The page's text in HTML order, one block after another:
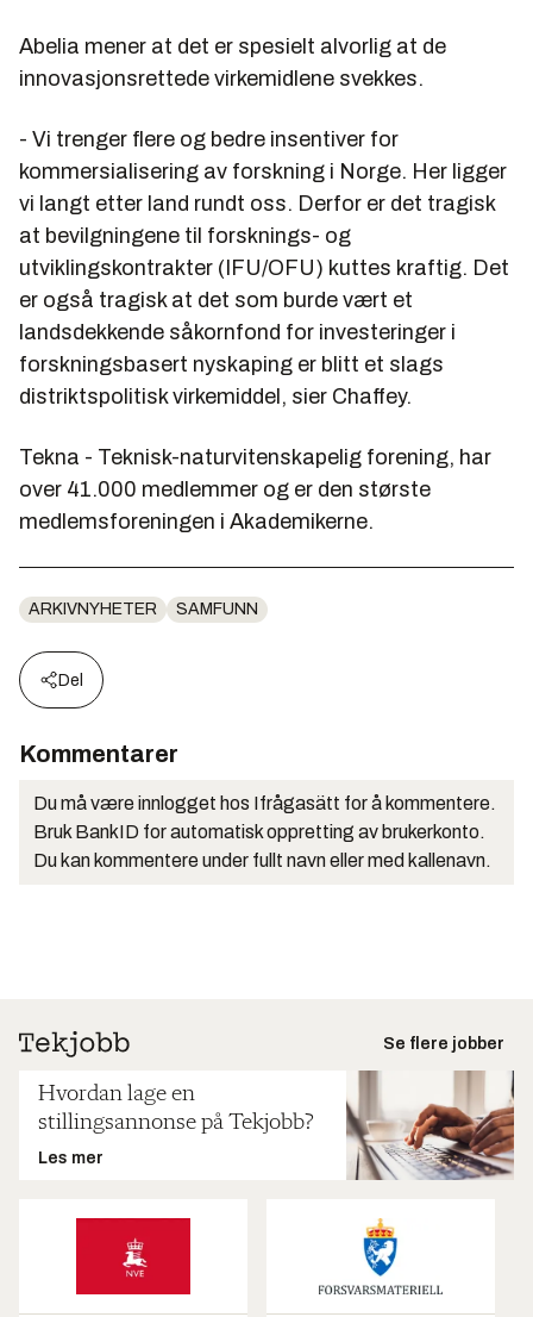
Abelia mener at det er spesielt alvorlig at de
innovasjonsrettede virkemidlene svekkes.
- Vi trenger flere og bedre insentiver for
kommersialisering av forskning i Norge. Her ligger
vi langt etter land rundt oss. Derfor er det tragisk
at bevilgningene til forsknings- og
utviklingskontrakter (IFU/OFU) kuttes kraftig. Det
er også tragisk at det som burde vært et
landsdekkende såkornfond for investeringer i
forskningsbasert nyskaping er blitt et slags
distriktspolitisk virkemiddel, sier Chaffey.
Tekna - Teknisk-naturvitenskapelig forening, har
over 41.000 medlemmer og er den største
medlemsforeningen i Akademikerne.
ARKIVNYHETER SAMFUNN
Del
Kommentarer
Du må være innlogget hos Ifrågasätt for å kommentere.
Bruk BankID for automatisk oppretting av brukerkonto.
Du kan kommentere under fullt navn eller med kallenavn.
Se flere jobber
Hvordan lage en
stillingsannonse på Tekjobb?
Les mer